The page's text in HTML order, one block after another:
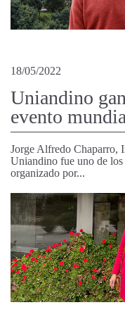
18/05/2022
Uniandino
evento
Jorge Alfredo Chaparro,
Uniandino fue uno de los
organizado por...